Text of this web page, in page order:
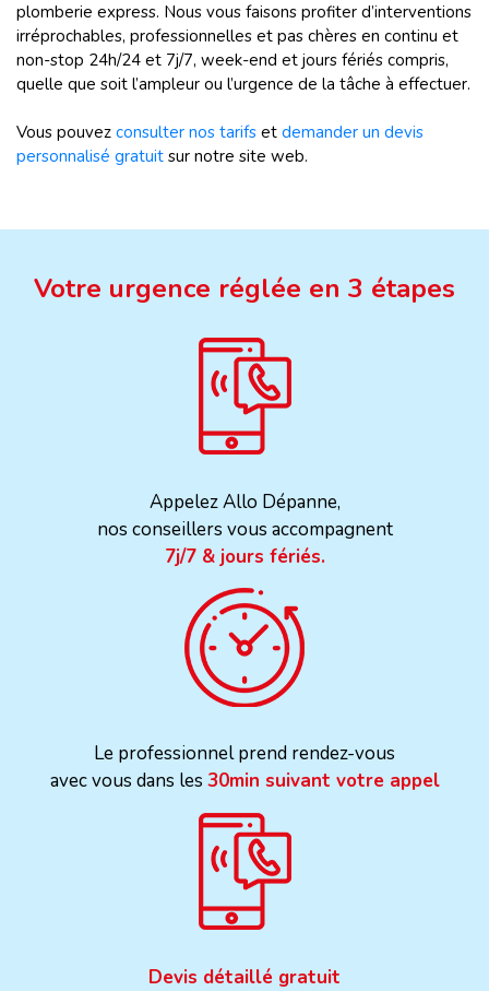
plomberie express. Nous vous faisons profiter d’interventions
irréprochables, professionnelles et pas chères en continu et
non-stop 24h/24 et 7j/7, week-end et jours fériés compris,
quelle que soit l’ampleur ou l’urgence de la tâche à effectuer.
Vous pouvez consulter nos tarifs et demander un devis
personnalisé gratuit sur notre site web.
Votre urgence réglée en 3 étapes
Appelez Allo Dépanne,
nos conseillers vous accompagnent
7j/7 & jours fériés.
Le professionnel prend rendez-vous
avec vous dans les 30min suivant votre appel
Devis détaillé gratuit